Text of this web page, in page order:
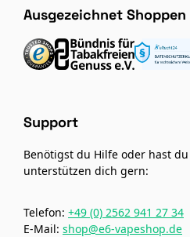
Ausgezeichnet Shoppen
Support
Benötigst du Hilfe oder hast
unterstützen dich gern:
Telefon: +49 (0) 2562 941 27 34
E-Mail: shop@e6-vapeshop.de